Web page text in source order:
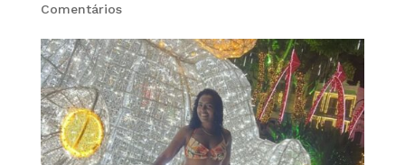
Comentários